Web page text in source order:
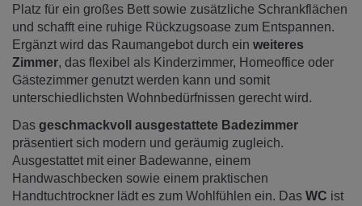
Platz für ein großes Bett sowie zusätzliche Schrankflächen
und schafft eine ruhige Rückzugsoase zum Entspannen.
Ergänzt wird das Raumangebot durch ein weiteres
Zimmer, das flexibel als Kinderzimmer, Homeoffice oder
Gästezimmer genutzt werden kann und somit
unterschiedlichsten Wohnbedürfnissen gerecht wird.
Das geschmackvoll ausgestattete Badezimmer
präsentiert sich modern und geräumig zugleich.
Ausgestattet mit einer Badewanne, einem
Handwaschbecken sowie einem praktischen
Handtuchtrockner lädt es zum Wohlfühlen ein. Das WC ist